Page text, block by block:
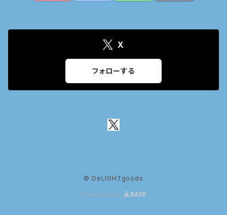
X
フォローする
© DeLIGHTgoods
Powered by